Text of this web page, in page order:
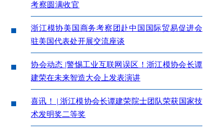
考察圆满收官
浙江模协美国商务考察团赴中国国际贸易促进会
驻美国代表处开展交流座谈
协会动态 |警惕工业互联网误区！浙江模协会长谭
建荣在未来智造大会上发表演讲
喜讯！ | 浙江模协会长谭建荣院士团队荣获国家技
术发明奖二等奖